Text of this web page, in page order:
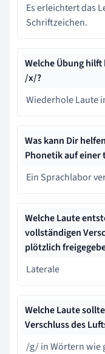
Es erleichtert das
Schriftzeichen.
Welche Übung
/x/?
Wiederhole Laute
Was kann Dir
Phonetik auf einer
Ein Sprachlabor
Welche Laute
vollständigen
plötzlich
Laterale
Welche Laute
Verschluss des
/g/ in Wörtern wie